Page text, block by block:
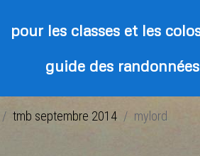
pour les classes et les
guide des
tmb septembre 2014 mylord